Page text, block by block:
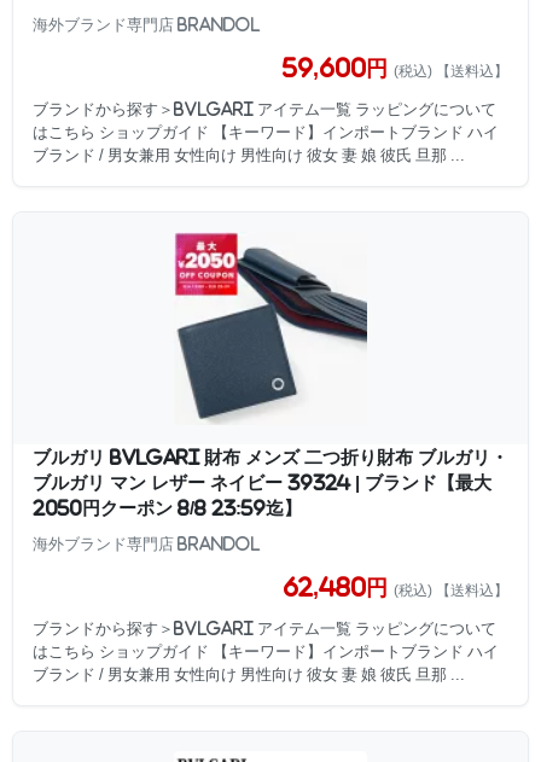
海外ブランド専門店 Brandol
59,600円 (税込) 【送料込】
ブランドから探す＞BVLGARI アイテム一覧 ラッピングについて
はこちら ショップガイド 【キーワード】インポートブランド ハイ
ブランド / 男女兼用 女性向け 男性向け 彼女 妻 娘 彼氏 旦那 ...
ブルガリ BVLGARI 財布 メンズ 二つ折り財布 ブルガリ・
ブルガリ マン レザー ネイビー 39324 | ブランド【最大
2050円クーポン 8/8 23:59迄】
海外ブランド専門店 Brandol
62,480円 (税込) 【送料込】
ブランドから探す＞BVLGARI アイテム一覧 ラッピングについて
はこちら ショップガイド 【キーワード】インポートブランド ハイ
ブランド / 男女兼用 女性向け 男性向け 彼女 妻 娘 彼氏 旦那 ...